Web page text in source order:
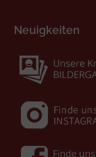
Neuigkeiten